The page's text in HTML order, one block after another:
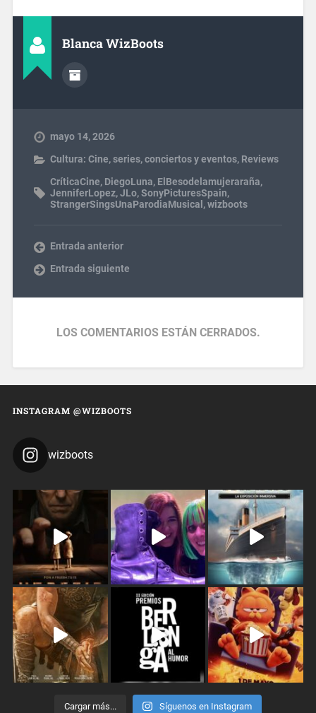
Blanca WizBoots
mayo 14, 2026
Cultura: Cine, series, conciertos y eventos, Reviews
CríticaCine, DiegoLuna, ElBesodelamujeraraña,
JenniferLopez,JLo,SonyPicturesSpain,
StrangerSingsUnaParodiaMusical ,wizboots
Entrada anterior
Entrada siguiente
LOS COMENTARIOS ESTÁN CERRADOS.
INSTAGRAM @WIZBOOTS
wizboots
Cargar más... Síguenos en Instagram